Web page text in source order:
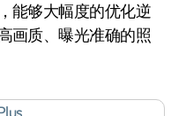
能够大幅度的优化逆
画质、曝光准确的照